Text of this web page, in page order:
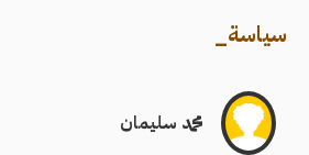
سياسة_
محمد سليمان